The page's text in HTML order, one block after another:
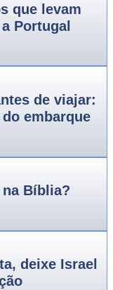
que levam
Portugal
de viajar:
embarque
Bíblia?
deixe Israel